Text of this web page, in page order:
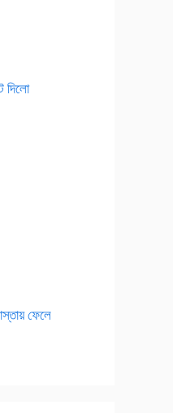
দিলো
ফেলে